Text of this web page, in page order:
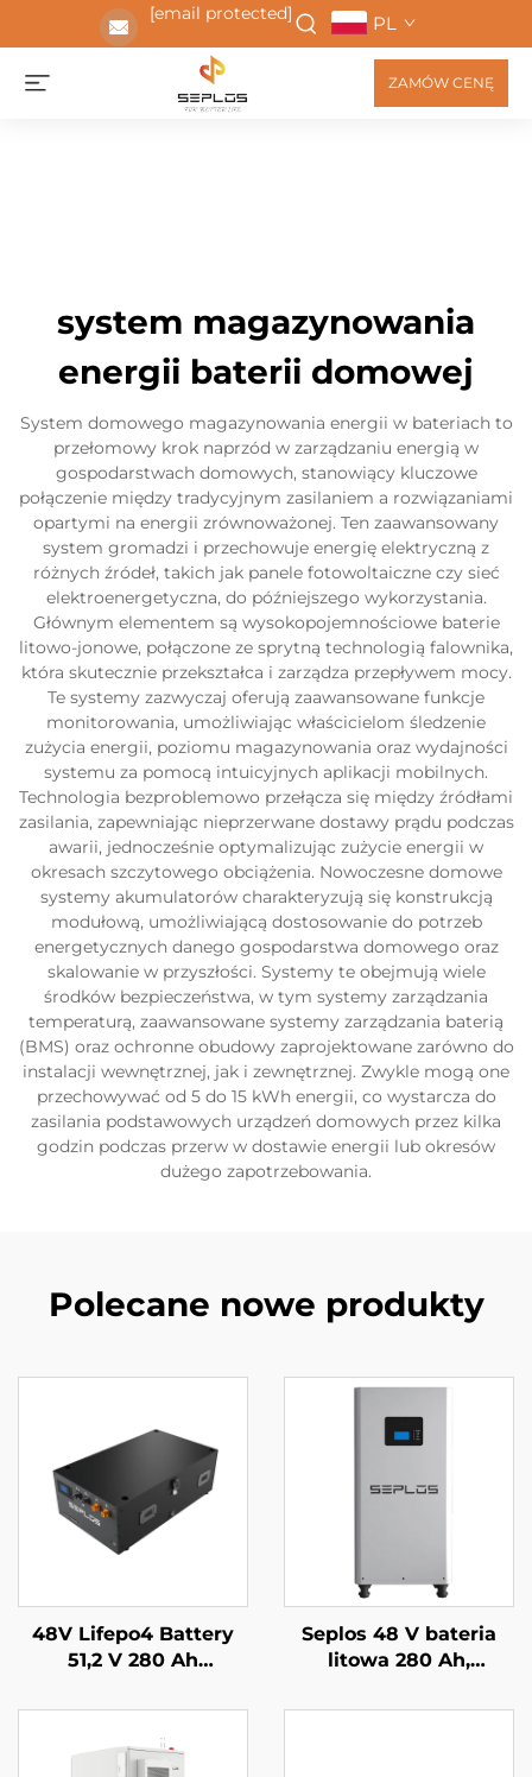
[email protected] PL
ZAMÓW CENĘ
system magazynowania
energii baterii domowej
System domowego magazynowania energii w bateriach to
przełomowy krok naprzód w zarządzaniu energią w
gospodarstwach domowych, stanowiący kluczowe
połączenie między tradycyjnym zasilaniem a rozwiązaniami
opartymi na energii zrównoważonej. Ten zaawansowany
system gromadzi i przechowuje energię elektryczną z
różnych źródeł, takich jak panele fotowoltaiczne czy sieć
elektroenergetyczna, do późniejszego wykorzystania.
Głównym elementem są wysokopojemnościowe baterie
litowo-jonowe, połączone ze sprytną technologią falownika,
która skutecznie przekształca i zarządza przepływem mocy.
Te systemy zazwyczaj oferują zaawansowane funkcje
monitorowania, umożliwiając właścicielom śledzenie
zużycia energii, poziomu magazynowania oraz wydajności
systemu za pomocą intuicyjnych aplikacji mobilnych.
Technologia bezproblemowo przełącza się między źródłami
zasilania, zapewniając nieprzerwane dostawy prądu podczas
awarii, jednocześnie optymalizując zużycie energii w
okresach szczytowego obciążenia. Nowoczesne domowe
systemy akumulatorów charakteryzują się konstrukcją
modułową, umożliwiającą dostosowanie do potrzeb
energetycznych danego gospodarstwa domowego oraz
skalowanie w przyszłości. Systemy te obejmują wiele
środków bezpieczeństwa, w tym systemy zarządzania
temperaturą, zaawansowane systemy zarządzania baterią
(BMS) oraz ochronne obudowy zaprojektowane zarówno do
instalacji wewnętrznej, jak i zewnętrznej. Zwykle mogą one
przechowywać od 5 do 15 kWh energii, co wystarcza do
zasilania podstawowych urządzeń domowych przez kilka
godzin podczas przerw w dostawie energii lub okresów
dużego zapotrzebowania.
Polecane nowe produkty
48V Lifepo4 Battery
51,2 V 280 Ah
zasilania awaryjnego
baterią Mason 14 kWh
bateria słoneczna
Seplos 48 V bateria
litowa 280 Ah,
magazynowania